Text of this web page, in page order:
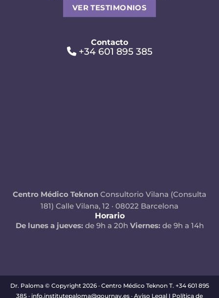
VER TESTIMONIOS
Contacto
+34 601 895 385
Centro Médico Teknon Consultorio Vilana (Consulta
181) Calle Vilana, 12 · 08022 Barcelona
Horario
De lunes a jueves:de 9h a 20h Viernes:de 9h a 14h
Dr. Paloma © Copyright 2026 · Centro Médico Teknon T. +34 601 895
385 · info.institutepaloma@gournay.es · Aviso Legal I Política de